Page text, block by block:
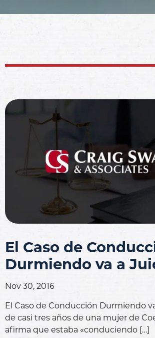
El Caso de
Durmiendo va a
Nov 30, 2016
El Caso de Conducción Durmiendo
de casi tres años de una mujer de
afirma que estaba «conduciendo […]